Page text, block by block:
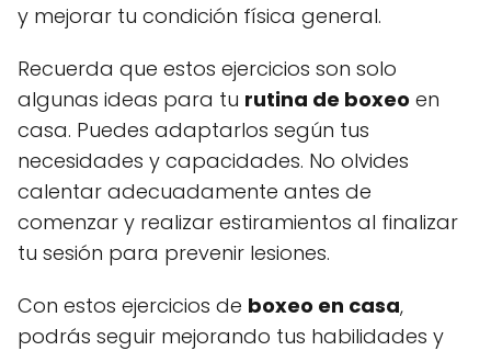
y mejorar tu condición física general.
Recuerda que estos ejercicios son solo
algunas ideas para tu rutina de boxeo en
casa. Puedes adaptarlos según tus
necesidades y capacidades. No olvides
calentar adecuadamente antes de
comenzar y realizar estiramientos al finalizar
tu sesión para prevenir lesiones.
Con estos ejercicios de boxeo en casa,
podrás seguir mejorando tus habilidades y